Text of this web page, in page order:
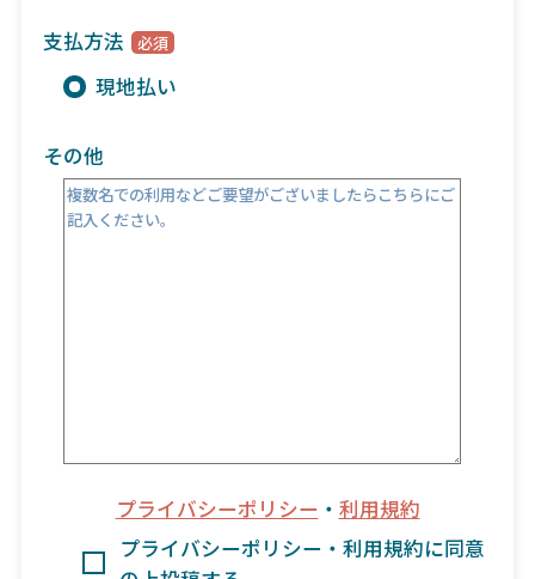
支払方法
現地払い
その他
プライバシーポリシー ・ 利用規約
プライバシーポリシー・利用規約に同意